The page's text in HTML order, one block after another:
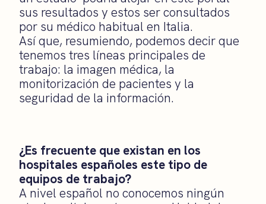
sus resultados y estos ser consultados
por su médico habitual en Italia.
Así que, resumiendo, podemos decir que
tenemos tres líneas principales de
trabajo: la imagen médica, la
monitorización de pacientes y la
seguridad de la información.
¿Es frecuente que existan en los
hospitales españoles este tipo de
equipos de trabajo?
A nivel español no conocemos ningún